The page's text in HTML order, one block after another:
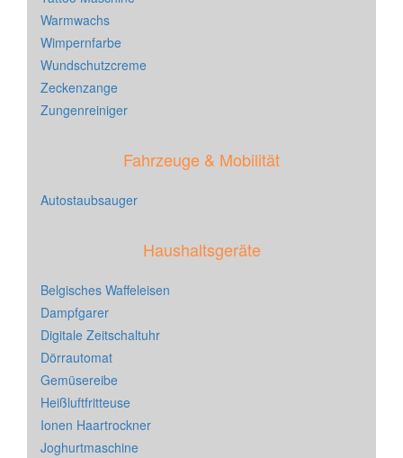
Warmwachs
Wimpernfarbe
Wundschutzcreme
Zeckenzange
Zungenreiniger
Fahrzeuge & Mobilität
Autostaubsauger
Haushaltsgeräte
Belgisches Waffeleisen
Dampfgarer
Digitale Zeitschaltuhr
Dörrautomat
Gemüsereibe
Heißluftfritteuse
Ionen Haartrockner
Joghurtmaschine